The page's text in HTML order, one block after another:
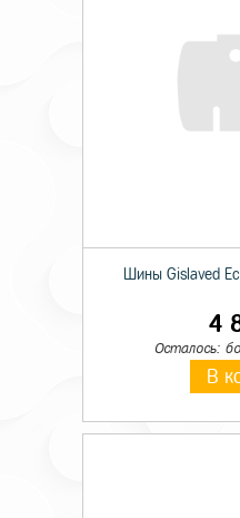
Шины Gislaved
4
Осталось:
В